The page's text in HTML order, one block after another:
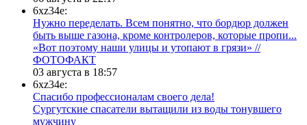
6xz34e:
Нужно переделать. Всем понятно, что бордюр должен
быть выше газона, кроме контролеров, которые пропи...
«Вот поэтому наши улицы и утопают в грязи» //
ФОТОФАКТ
03 августа в 18:57
6xz34e:
Спасибо профессионалам своего дела!
Сургутские спасатели вытащили из воды тонувшего
мужчину